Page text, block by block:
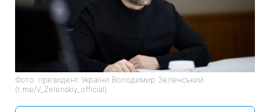
Фото: президент України Володимир Зеленський
(t.me/V_Zelenskiy_official)